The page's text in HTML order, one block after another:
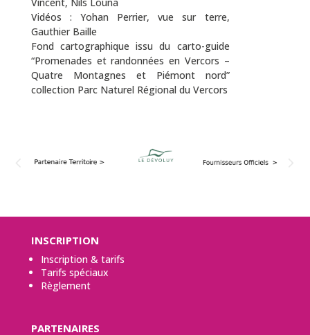
Vidéos : Yohan Perrier, vue sur terre,
Gauthier Baille
Fond cartographique issu du carto-guide
“Promenades et randonnées en Vercors –
Quatre Montagnes et Piémont nord”
collection Parc Naturel Régional du Vercors
INSCRIPTION
Inscription & tarifs
Tarifs spéciaux
Règlement
PARTENAIRES